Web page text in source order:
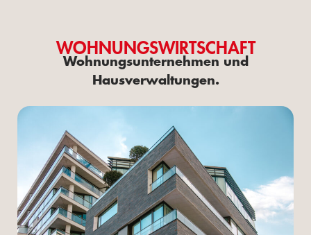
WOHNUNGSWIRTSCHAFT
Wohnungsunternehmen und
Hausverwaltungen.